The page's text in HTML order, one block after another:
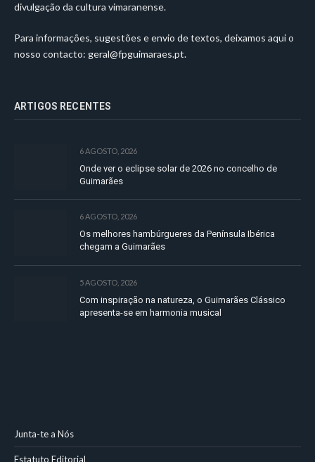
divulgação da cultura vimaranense.
Para informações, sugestões e envio de textos, deixamos aqui o
nosso contacto: geral@fpguimaraes.pt.
ARTIGOS RECENTES
6 AGOSTO, 2026
Onde ver o eclipse solar de 2026 no concelho de
Guimarães
6 AGOSTO, 2026
Os melhores hambúrgueres da Península Ibérica
chegam a Guimarães
5 AGOSTO, 2026
Com inspiração na natureza, o Guimarães Clássico
apresenta-se em harmonia musical
Junta-te a Nós
Estatuto Editorial